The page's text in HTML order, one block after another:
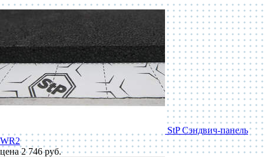
StP Сэндвич-панель
WR2
цена 2 746 руб.